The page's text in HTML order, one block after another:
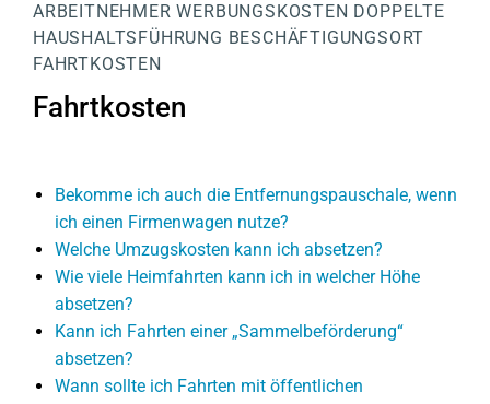
ARBEITNEHMER WERBUNGSKOSTEN DOPPELTE
HAUSHALTSFÜHRUNG BESCHÄFTIGUNGSORT
FAHRTKOSTEN
Fahrtkosten
Bekomme ich auch die Entfernungspauschale, wenn
ich einen Firmenwagen nutze?
Welche Umzugskosten kann ich absetzen?
Wie viele Heimfahrten kann ich in welcher Höhe
absetzen?
Kann ich Fahrten einer „Sammelbeförderung“
absetzen?
Wann sollte ich Fahrten mit öffentlichen